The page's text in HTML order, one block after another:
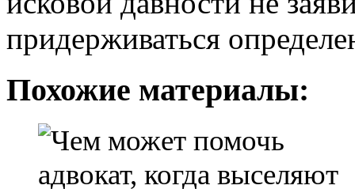
придерживаться
Похожие материалы: